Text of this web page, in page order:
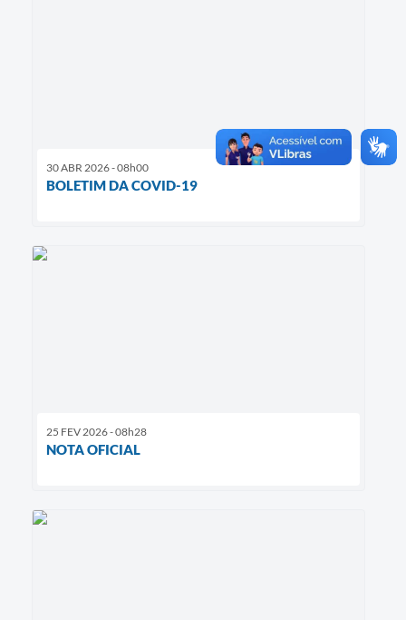
30 ABR 2026 - 08h00
BOLETIM DA COVID-19
25 FEV 2026 - 08h28
NOTA OFICIAL